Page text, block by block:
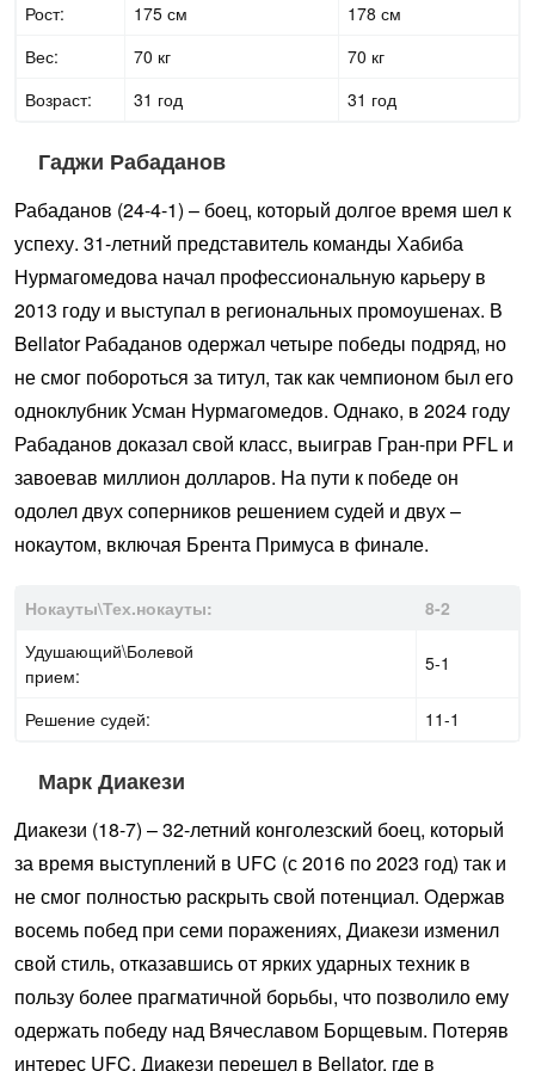
Рост:
175 см
178 см
Вес:
70 кг
70 кг
Возраст:
31 год 31 год
Гаджи Рабаданов
Рабаданов (24-4-1) – боец, который долгое время шел к
успеху. 31-летний представитель команды Хабиба
Нурмагомедова начал профессиональную карьеру в
2013 году и выступал в региональных промоушенах. В
Bellator Рабаданов одержал четыре победы подряд, но
не смог побороться за титул, так как чемпионом был его
одноклубник Усман Нурмагомедов. Однако, в 2024 году
Рабаданов доказал свой класс, выиграв Гран-при PFL и
завоевав миллион долларов. На пути к победе он
одолел двух соперников решением судей и двух –
нокаутом, включая Брента Примуса в финале.
Нокауты\Тех.нокауты:
8-2
Удушающий\Болевой
прием:
5-1
Решение судей: 11-1
Марк Диакези
Диакези (18-7) – 32-летний конголезский боец, который
за время выступлений в UFC (с 2016 по 2023 год) так и
не смог полностью раскрыть свой потенциал. Одержав
восемь побед при семи поражениях, Диакези изменил
свой стиль, отказавшись от ярких ударных техник в
пользу более прагматичной борьбы, что позволило ему
одержать победу над Вячеславом Борщевым. Потеряв
интерес UFC, Диакези перешел в Bellator, где в